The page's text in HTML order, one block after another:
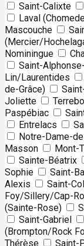
Saint-Calixte
Laval
Mascouche
(Mercier/
Nominingue
Saint-
Lin/Laurentides
de-Grâce)
Joliette
Paspébiac
Entrelacs
Notre-Dame-
Masson
Mont-
Sainte-Béatrix
Sophie
Saint-
Alexis
Saint-
Foy/Sillery/Cap-
(Sainte-Rose)
Saint-Gabriel
(Brompton/Rock
Thérèse
Saint-